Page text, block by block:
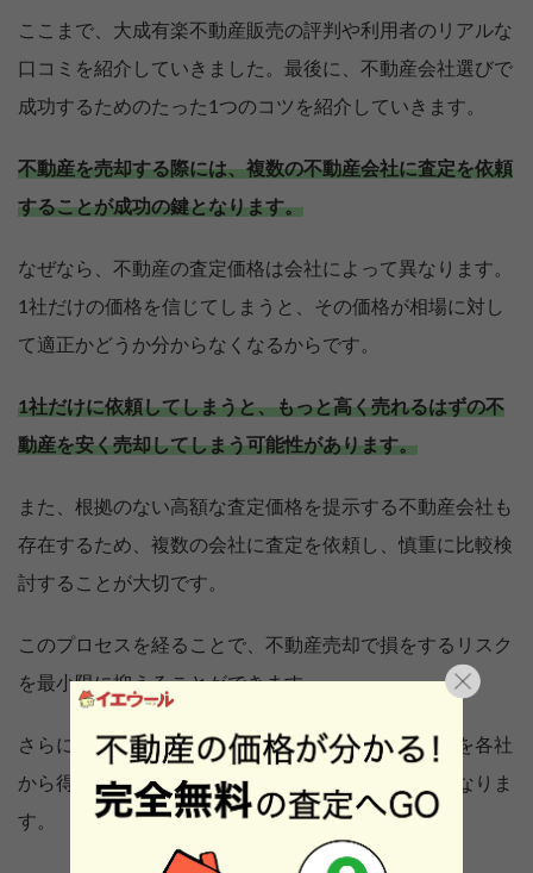
ここまで、大成有楽不動産販売の評判や利用者のリアルな
口コミを紹介していきました。最後に、不動産会社選びで
成功するためのたった1つのコツを紹介していきます。
不動産を売却する際には、複数の不動産会社に査定を依頼
することが成功の鍵となります。
なぜなら、不動産の査定価格は会社によって異なります。
1社だけの価格を信じてしまうと、その価格が相場に対し
て適正かどうか分からなくなるからです。
1社だけに依頼してしまうと、もっと高く売れるはずの不
動産を安く売却してしまう可能性があります。
また、根拠のない高額な査定価格を提示する不動産会社も
存在するため、複数の会社に査定を依頼し、慎重に比較検
討することが大切です。
このプロセスを経ることで、不動産売却で損をするリスク
を最小限に抑えることができます。
さらに、市場の動向や売却時期に関するアドバイスを各社
から得られることも、売却の成功につながる要素となりま
す。